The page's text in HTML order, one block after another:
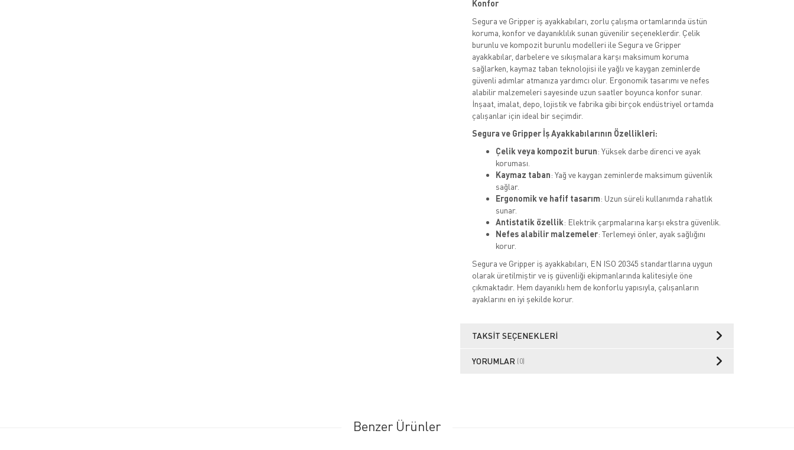
Konfor
Segura ve Gripper iş ayakkabıları, zorlu çalışma ortamlarında üstün
koruma, konfor ve dayanıklılık sunan güvenilir seçeneklerdir. Çelik
burunlu ve kompozit burunlu modelleri ile Segura ve Gripper
ayakkabılar, darbelere ve sıkışmalara karşı maksimum koruma
sağlarken, kaymaz taban teknolojisi ile yağlı ve kaygan zeminlerde
güvenli adımlar atmanıza yardımcı olur. Ergonomik tasarımı ve nefes
alabilir malzemeleri sayesinde uzun saatler boyunca konfor sunar.
İnşaat, imalat, depo, lojistik ve fabrika gibi birçok endüstriyel ortamda
çalışanlar için ideal bir seçimdir.
Segura ve Gripper İş Ayakkabılarının Özellikleri:
Çelik veya kompozit burun: Yüksek darbe direnci ve ayak
koruması.
Kaymaz taban: Yağ ve kaygan zeminlerde maksimum güvenlik
sağlar.
Ergonomik ve hafif tasarım: Uzun süreli kullanımda rahatlık
sunar.
Antistatik özellik: Elektrik çarpmalarına karşı ekstra güvenlik.
Nefes alabilir malzemeler: Terlemeyi önler, ayak sağlığını
korur.
Segura ve Gripper iş ayakkabıları, EN ISO 20345 standartlarına uygun
olarak üretilmiştir ve iş güvenliği ekipmanlarında kalitesiyle öne
çıkmaktadır. Hem dayanıklı hem de konforlu yapısıyla, çalışanların
ayaklarını en iyi şekilde korur.
TAKSIT SEÇENEKLERI
YORUMLAR (0)
Benzer Ürünler